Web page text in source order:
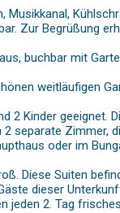
Zur Begrüßung
buchbar mit
weitläufigen
2 Kinder geeignet.
separate Zimmer,
oder im
Diese Suiten
dieser
jeden 2. Tag